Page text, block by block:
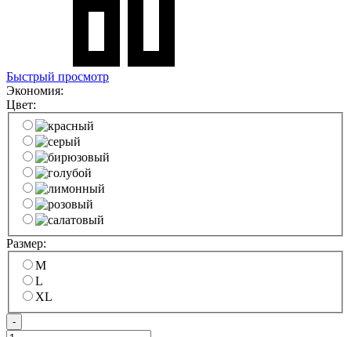
Быстрый просмотр
Экономия:
Цвет:
Размер:
M
L
XL
-